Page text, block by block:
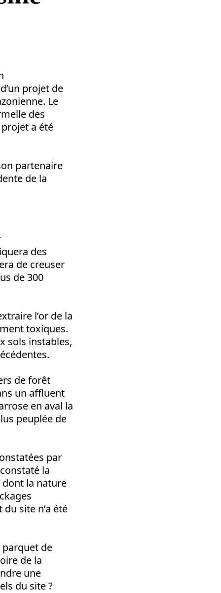
projet de
Le
des
a été
partenaire
de la
des
de creuser
de 300
l’or de la
toxiques.
sols instables,
de forêt
un affluent
en aval la
peuplée de
par
la
dont la nature
site n’a été
parquet de
de la
une
du site ?